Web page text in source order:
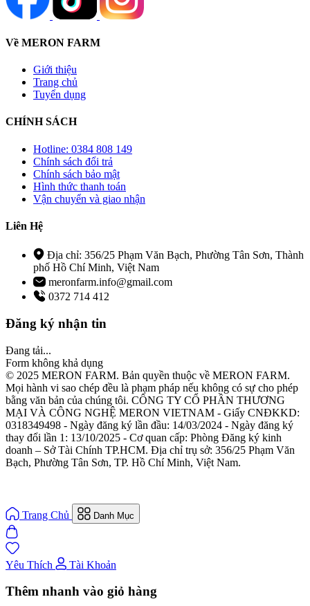
Về MERON FARM
Giới thiệu
Trang chủ
Tuyển dụng
CHÍNH SÁCH
Hotline: 0384 808 149
Chính sách đổi trả
Chính sách bảo mật
Hình thức thanh toán
Vận chuyển và giao nhận
Liên Hệ
Địa chỉ: 356/25 Phạm Văn Bạch, Phường Tân Sơn, Thành
phố Hồ Chí Minh, Việt Nam
meronfarm.info@gmail.com
0372 714 412
Đăng ký nhận tin
Đang tải...
Form không khả dụng
© 2025 MERON FARM. Bản quyền thuộc về MERON FARM.
Mọi hành vi sao chép đều là phạm pháp nếu không có sự cho phép
bằng văn bản của chúng tôi. CÔNG TY CỔ PHẦN THƯƠNG
MẠI VÀ CÔNG NGHỆ MERON VIETNAM - Giấy CNĐKKD:
0318349498 - Ngày đăng ký lần đầu: 14/03/2024 - Ngày đăng ký
thay đổi lần 1: 13/10/2025 - Cơ quan cấp: Phòng Đăng ký kinh
doanh – Sở Tài Chính TP.HCM. Địa chỉ trụ sở: 356/25 Phạm Văn
Bạch, Phường Tân Sơn, TP. Hồ Chí Minh, Việt Nam.
Trang Chủ Danh Mục
Yêu Thích Tài Khoản
Thêm nhanh vào giỏ hàng